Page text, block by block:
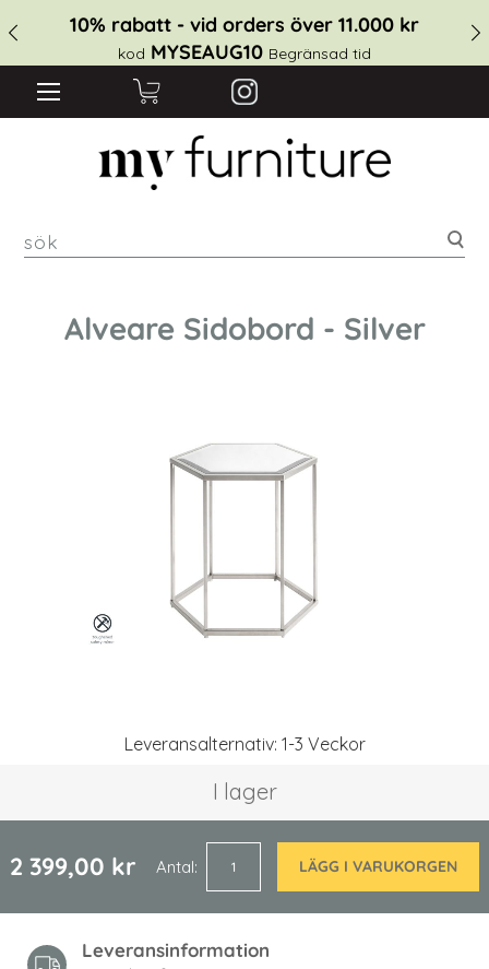
10% rabatt - vid orders över 11.000 kr
kod MYSEAUG10 Begränsad tid
Alveare Sidobord - Silver
Leveransalternativ: 1-3 Veckor
I lager
2 399,00 kr Antal LÄGG I VARUKORGEN
Leveransinformation